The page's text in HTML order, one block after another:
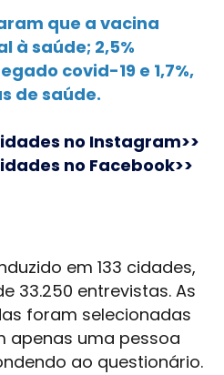
que a vacina
à saúde; 2,5%
covid-19 e 1,7%,
de saúde.
no Instagram>>
no Facebook>>
em 133 cidades,
33.250 entrevistas. As
foram selecionadas
apenas uma pessoa
ao questionário.